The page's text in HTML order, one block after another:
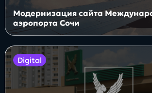
О нас Контакты
Заполнить
бриф
Модернизация сайта
аэропорта Сочи
digital